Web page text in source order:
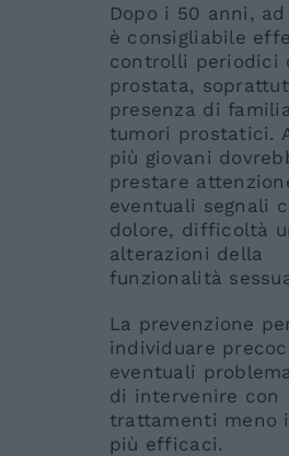
Dopo i 50 anni,
è consigliabile
controlli periodici
prostata,
presenza di
tumori prostatici.
più giovani
prestare
eventuali segnali
dolore, difficoltà
alterazioni della
funzionalità
La prevenzione
individuare
eventuali
di intervenire con
trattamenti meno
più efficaci.